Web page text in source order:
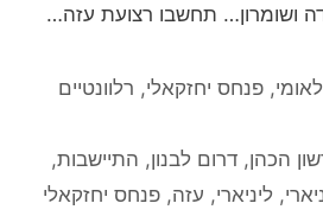
ושומרון… תחשבו רצועת עזה…
,פנחס יחזקאלי, רלוונטיים
הכהן,דרום לבנון, התיישבות,
, ליניארי, עזה, פנחס יחזקאלי